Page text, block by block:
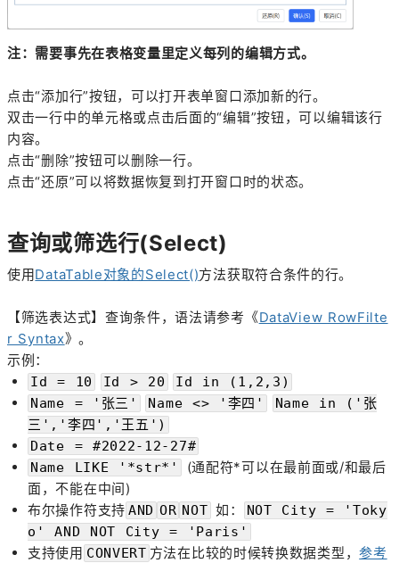
注：需要事先在表格变量里定义每列的编辑方式。
点击“添加行”按钮，可以打开表单窗口添加新的行。
双击一行中的单元格或点击后面的“编辑”按钮，可以编辑该行
内容。
点击“删除”按钮可以删除一行。
点击“还原”可以将数据恢复到打开窗口时的状态。
查询或筛选行(Select)
使用DataTable对象的Select()方法获取符合条件的行。
【筛选表达式】查询条件，语法请参考《DataView RowFilte
r Syntax》。
示例：
Id = 10 Id > 20
Id in (1,2,3)
Name = '张三'
Name <> '李四'
Name in ('张
三','李四','王五')
Date = #2022-12-27#
Name LIKE '*str*'
(通配符*可以在最前面或/和最后
面，不能在中间)
布尔操作符支持 AND OR NOT 如：
NOT City = 'Toky
o' AND NOT City = 'Paris'
支持使用 CONVERT 方法在比较的时候转换数据类型，参考